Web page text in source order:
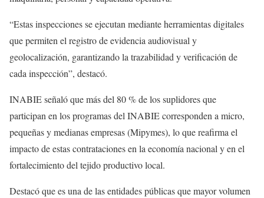
“Estas inspecciones se ejecutan mediante herramientas digitales
que permiten el registro de evidencia audiovisual y
geolocalización, garantizando la trazabilidad y verificación de
cada inspección”, destacó.
INABIE señaló que más del 80 % de los suplidores que
participan en los programas del INABIE corresponden a micro,
pequeñas y medianas empresas (Mipymes), lo que reafirma el
impacto de estas contrataciones en la economía nacional y en el
fortalecimiento del tejido productivo local.
Destacó que es una de las entidades públicas que mayor volumen